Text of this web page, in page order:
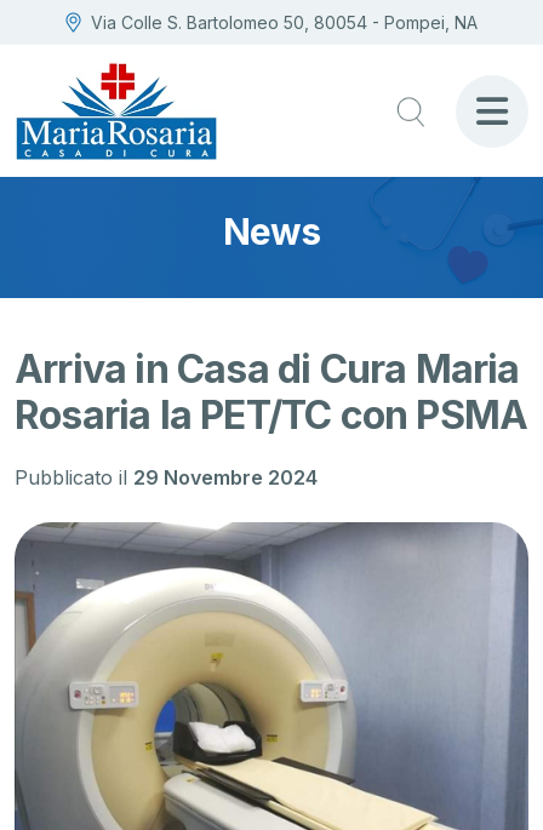
Via Colle S. Bartolomeo 50, 80054 - Pompei, NA
News
Arriva in Casa di Cura Maria
Rosaria la PET/TC con PSMA
Pubblicato il 29 Novembre 2024